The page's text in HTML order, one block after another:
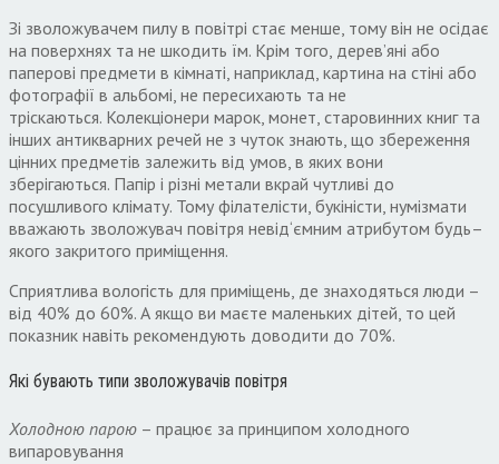
Зі зволожувачем пилу в повітрі стає менше тому він не осідає
на поверхнях та не шкодить їм. Крім того дерев’яні або
паперові предмети в кімнаті наприклад картина на стіні або
фотографії в альбомі не пересихають та не
тріскаються. Колекціонери марок монет старовинних книг та
інших антикварних речей не з чуток знають що збереження
цінних предметів залежить від умов в яких вони
зберігаються. Папір і різні метали вкрай чутливі до
посушливого клімату. Тому філателісти букіністи нумізмати
вважають зволожувач повітря невід‘ємним атрибутом будь–
якого закритого приміщення.
Сприятлива вологість для приміщень де знаходяться люди –
від 40% до 60%. А якщо ви маєте маленьких дітей то цей
показник навіть рекомендують доводити до 70%.
Які бувають типи зволожувачів повітря
Холодною парою – працює за принципом холодного
випаровування